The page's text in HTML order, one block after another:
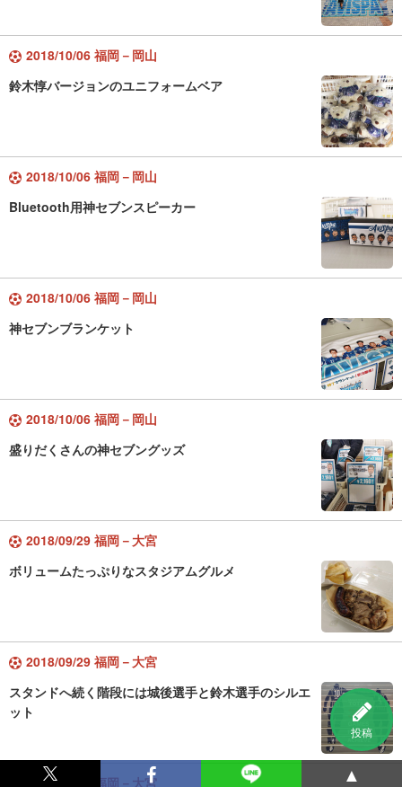
投稿
2018/10/06 福岡－岡山
鈴木惇バージョンのユニフォームベア
2018/10/06 福岡－岡山
Bluetooth用神セブンスピーカー
2018/10/06 福岡－岡山
神セブンブランケット
2018/10/06 福岡－岡山
盛りだくさんの神セブングッズ
2018/09/29 福岡－大宮
ボリュームたっぷりなスタジアムグルメ
2018/09/29 福岡－大宮
スタンドへ続く階段には城後選手と鈴木選手のシルエ
ット
2018/09/29 福岡－大宮 ▲